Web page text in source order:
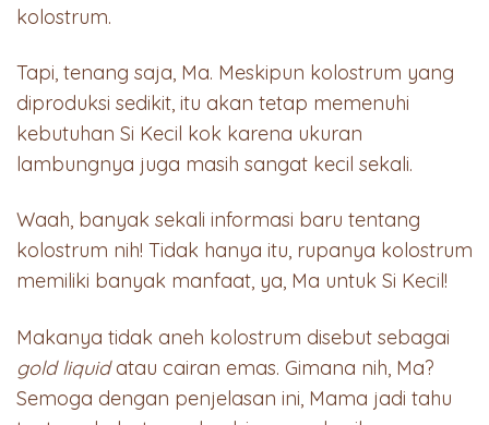
kolostrum.
Tapi, tenang saja, Ma. Meskipun kolostrum yang
diproduksi sedikit, itu akan tetap memenuhi
kebutuhan Si Kecil kok karena ukuran
lambungnya juga masih sangat kecil sekali.
Waah, banyak sekali informasi baru tentang
kolostrum nih! Tidak hanya itu, rupanya kolostrum
memiliki banyak manfaat, ya, Ma untuk Si Kecil!
Makanya tidak aneh kolostrum disebut sebagai
gold liquidatau cairan emas. Gimana nih, Ma?
Semoga dengan penjelasan ini, Mama jadi tahu